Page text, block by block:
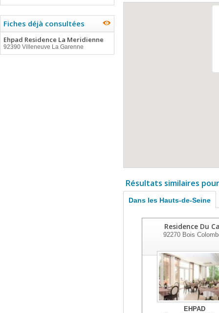
Fiches déjà consultées
Ehpad Residence La Meridienne
92390 Villeneuve La Garenne
Résultats similaires
Dans les Hauts-de-Seine
Residence Du
92270 Bois
EHPAD